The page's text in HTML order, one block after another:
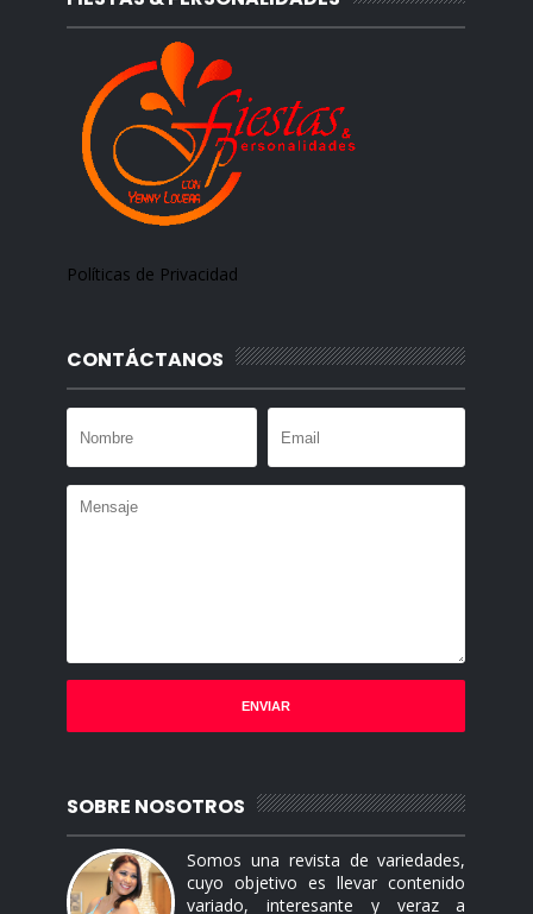
Políticas de Privacidad
CONTÁCTANOS
SOBRE NOSOTROS
Somos una revista de variedades,
cuyo objetivo es llevar contenido
variado, interesante y veraz a